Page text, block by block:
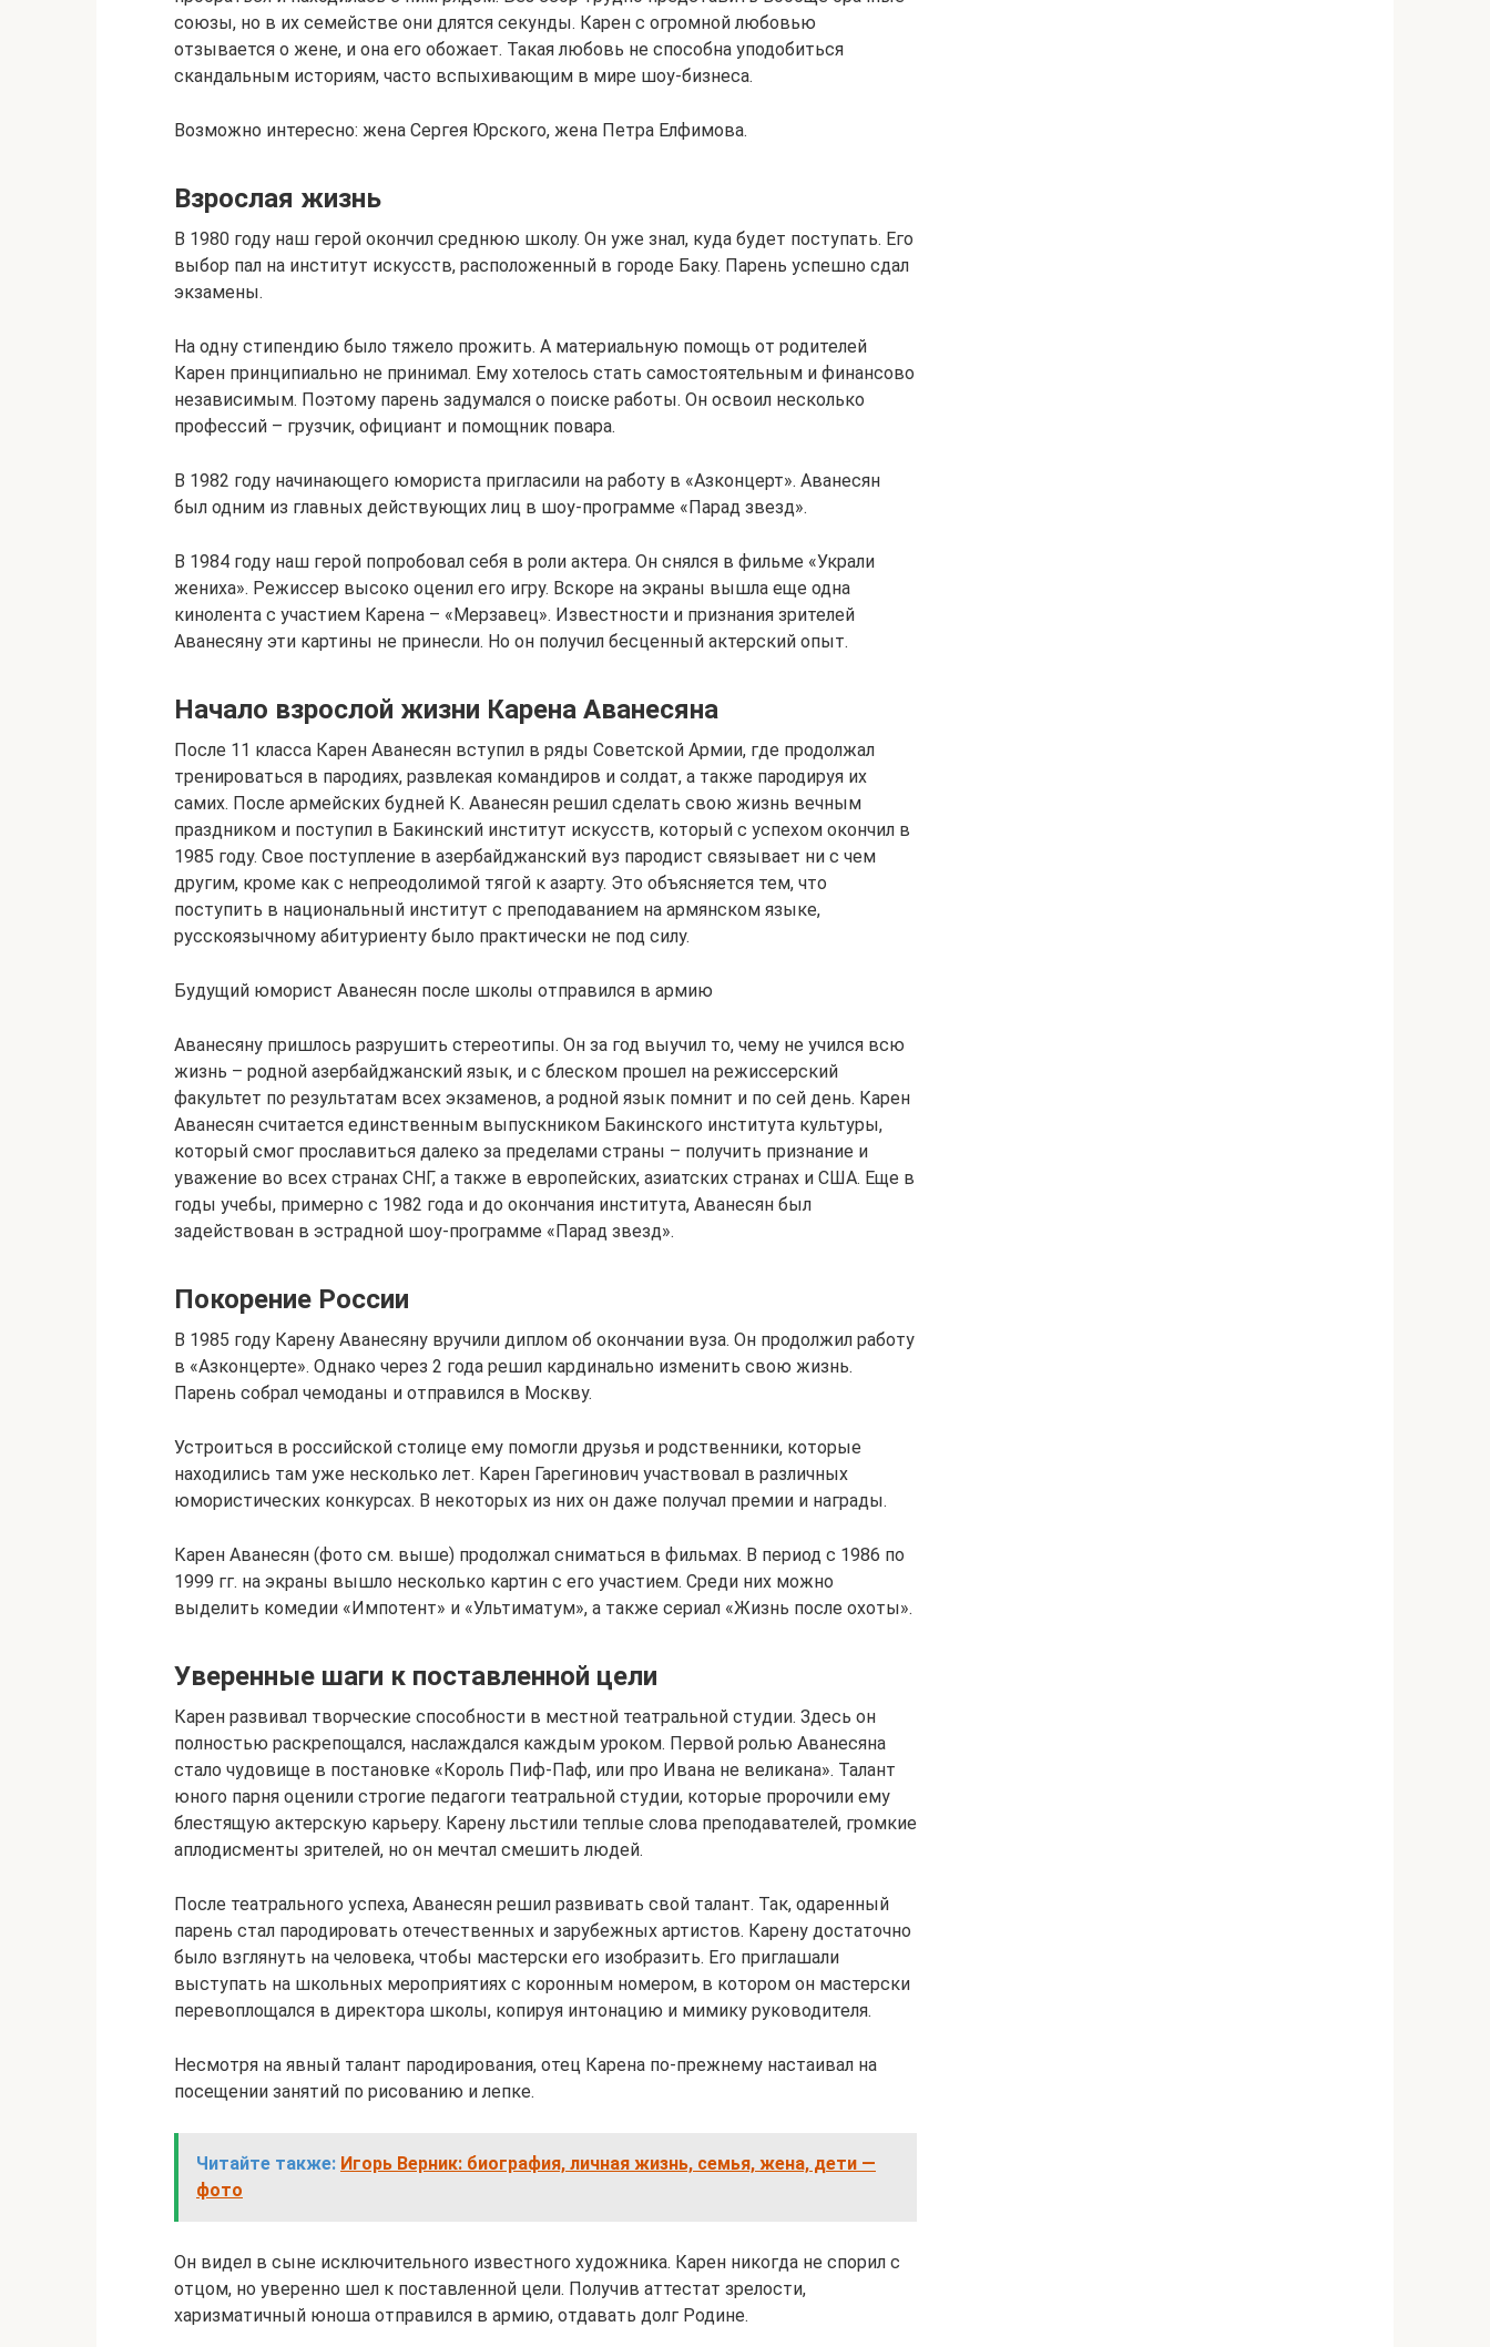
союзы, но в их семействе они длятся секунды. Карен с огромной любовью
отзывается о жене, и она его обожает. Такая любовь не способна уподобиться
скандальным историям, часто вспыхивающим в мире шоу-бизнеса.
Возможно интересно: жена Сергея Юрского, жена Петра Елфимова.
Взрослая жизнь
В 1980 году наш герой окончил среднюю школу. Он уже знал, куда будет поступать. Его
выбор пал на институт искусств, расположенный в городе Баку. Парень успешно сдал
экзамены.
На одну стипендию было тяжело прожить. А материальную помощь от родителей
Карен принципиально не принимал. Ему хотелось стать самостоятельным и финансово
независимым. Поэтому парень задумался о поиске работы. Он освоил несколько
профессий – грузчик, официант и помощник повара.
В 1982 году начинающего юмориста пригласили на работу в «Азконцерт». Аванесян
был одним из главных действующих лиц в шоу-программе «Парад звезд».
В 1984 году наш герой попробовал себя в роли актера. Он снялся в фильме «Украли
жениха». Режиссер высоко оценил его игру. Вскоре на экраны вышла еще одна
кинолента с участием Карена – «Мерзавец». Известности и признания зрителей
Аванесяну эти картины не принесли. Но он получил бесценный актерский опыт.
Начало взрослой жизни Карена Аванесяна
После 11 класса Карен Аванесян вступил в ряды Советской Армии, где продолжал
тренироваться в пародиях, развлекая командиров и солдат, а также пародируя их
самих. После армейских будней К. Аванесян решил сделать свою жизнь вечным
праздником и поступил в Бакинский институт искусств, который с успехом окончил в
1985 году. Свое поступление в азербайджанский вуз пародист связывает ни с чем
другим, кроме как с непреодолимой тягой к азарту. Это объясняется тем, что
поступить в национальный институт с преподаванием на армянском языке,
русскоязычному абитуриенту было практически не под силу.
Будущий юморист Аванесян после школы отправился в армию
Аванесяну пришлось разрушить стереотипы. Он за год выучил то, чему не учился всю
жизнь – родной азербайджанский язык, и с блеском прошел на режиссерский
факультет по результатам всех экзаменов, а родной язык помнит и по сей день. Карен
Аванесян считается единственным выпускником Бакинского института культуры,
который смог прославиться далеко за пределами страны – получить признание и
уважение во всех странах СНГ, а также в европейских, азиатских странах и США. Еще в
годы учебы, примерно с 1982 года и до окончания института, Аванесян был
задействован в эстрадной шоу-программе «Парад звезд».
Покорение России
В 1985 году Карену Аванесяну вручили диплом об окончании вуза. Он продолжил работу
в «Азконцерте». Однако через 2 года решил кардинально изменить свою жизнь.
Парень собрал чемоданы и отправился в Москву.
Устроиться в российской столице ему помогли друзья и родственники, которые
находились там уже несколько лет. Карен Гарегинович участвовал в различных
юмористических конкурсах. В некоторых из них он даже получал премии и награды.
Карен Аванесян (фото см. выше) продолжал сниматься в фильмах. В период с 1986 по
1999 гг. на экраны вышло несколько картин с его участием. Среди них можно
выделить комедии «Импотент» и «Ультиматум», а также сериал «Жизнь после охоты».
Уверенные шаги к поставленной цели
Карен развивал творческие способности в местной театральной студии. Здесь он
полностью раскрепощался, наслаждался каждым уроком. Первой ролью Аванесяна
стало чудовище в постановке «Король Пиф-Паф, или про Ивана не великана». Талант
юного парня оценили строгие педагоги театральной студии, которые пророчили ему
блестящую актерскую карьеру. Карену льстили теплые слова преподавателей, громкие
аплодисменты зрителей, но он мечтал смешить людей.
После театрального успеха, Аванесян решил развивать свой талант. Так, одаренный
парень стал пародировать отечественных и зарубежных артистов. Карену достаточно
было взглянуть на человека, чтобы мастерски его изобразить. Его приглашали
выступать на школьных мероприятиях с коронным номером, в котором он мастерски
перевоплощался в директора школы, копируя интонацию и мимику руководителя.
Несмотря на явный талант пародирования, отец Карена по-прежнему настаивал на
посещении занятий по рисованию и лепке.
Читайте также: Игорь Верник: биография, личная жизнь, семья, жена, дети —
фото
Он видел в сыне исключительного известного художника. Карен никогда не спорил с
отцом, но уверенно шел к поставленной цели. Получив аттестат зрелости,
харизматичный юноша отправился в армию, отдавать долг Родине.